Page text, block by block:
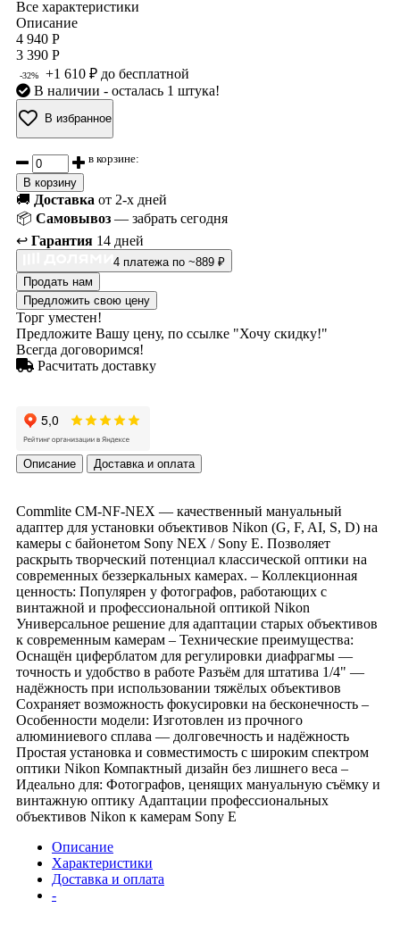
Все характеристики
Описание
4 940 Р
3 390 Р
-32%
+1 610 ₽ до бесплатной
В наличии - осталась 1 штука!
В избранное
в корзине:
В корзину
🚚 Доставка от 2-х дней
📦 Самовывоз — забрать сегодня
↩️ Гарантия 14 дней
4 платежа по ~889 ₽
Продать нам
Предложить свою цену
Торг уместен!
Предложите Вашу цену, по ссылке "Хочу скидку!"
Всегда договоримся!
Расчитать доставку
Описание Доставка и оплата
Commlite CM-NF-NEX — качественный мануальный
адаптер для установки объективов Nikon (G, F, AI, S, D) на
камеры с байонетом Sony NEX / Sony E. Позволяет
раскрыть творческий потенциал классической оптики на
современных беззеркальных камерах. – Коллекционная
ценность: Популярен у фотографов, работающих с
винтажной и профессиональной оптикой Nikon
Универсальное решение для адаптации старых объективов
к современным камерам – Технические преимущества:
Оснащён циферблатом для регулировки диафрагмы —
точность и удобство в работе Разъём для штатива 1/4" —
надёжность при использовании тяжёлых объективов
Сохраняет возможность фокусировки на бесконечность –
Особенности модели: Изготовлен из прочного
алюминиевого сплава — долговечность и надёжность
Простая установка и совместимость с широким спектром
оптики Nikon Компактный дизайн без лишнего веса –
Идеально для: Фотографов, ценящих мануальную съёмку и
винтажную оптику Адаптации профессиональных
объективов Nikon к камерам Sony E
Описание
Характеристики
Доставка и оплата
-